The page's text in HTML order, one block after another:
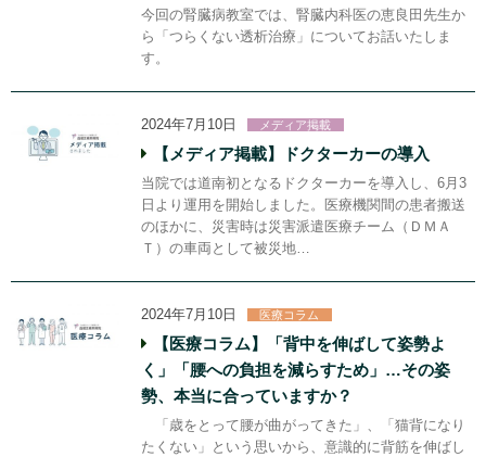
今回の腎臓病教室では、腎臓内科医の恵良田先生か
ら「つらくない透析治療」についてお話いたしま
す。
2024年7月10日 メディア掲載
【メディア掲載】ドクターカーの導入
当院では道南初となるドクターカーを導入し、6月3
日より運用を開始しました。医療機関間の患者搬送
のほかに、災害時は災害派遣医療チーム（ＤＭＡ
Ｔ）の車両として被災地…
2024年7月10日 医療コラム
【医療コラム】「背中を伸ばして姿勢よ
く」「腰への負担を減らすため」…その姿
勢、本当に合っていますか？
「歳をとって腰が曲がってきた」、「猫背になり
たくない」という思いから、意識的に背筋を伸ばし